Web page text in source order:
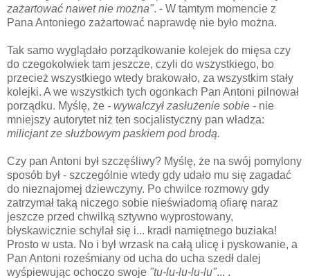
zażartować nawet nie można". - W tamtym momencie z
Pana Antoniego zażartować naprawdę nie było można.
Tak samo wyglądało porządkowanie kolejek do mięsa czy
do czegokolwiek tam jeszcze, czyli do wszystkiego, bo
przecież wszystkiego wtedy brakowało, za wszystkim stały
kolejki. A we wszystkich tych ogonkach Pan Antoni pilnował
porządku. Myślę, że - wywalczył zasłużenie sobie - nie
mniejszy autorytet niż ten socjalistyczny pan władza:
milicjant ze służbowym paskiem pod brodą.
Czy pan Antoni był szczęśliwy? Myślę, że na swój pomylony
sposób był - szczególnie wtedy gdy udało mu się zagadać
do nieznajomej dziewczyny. Po chwilce rozmowy gdy
zatrzymał taką niczego sobie nieświadomą ofiarę naraz
jeszcze przed chwilką sztywno wyprostowany,
błyskawicznie schylał się i... kradł namiętnego buziaka!
Prosto w usta. No i był wrzask na całą ulicę i pyskowanie, a
Pan Antoni roześmiany od ucha do ucha szedł dalej
wyśpiewując ochoczo swoje "tu-lu-lu-lu-lu"... .